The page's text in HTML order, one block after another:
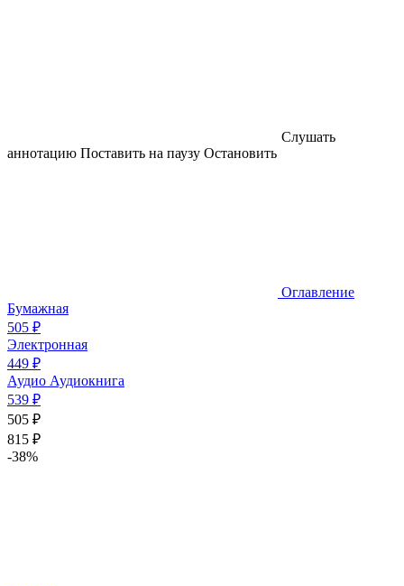
Слушать
аннотацию Поставить на паузу Остановить
Оглавление
Бумажная
505 ₽
Электронная
449 ₽
Аудио Аудиокнига
539 ₽
505 ₽
815 ₽
-38%